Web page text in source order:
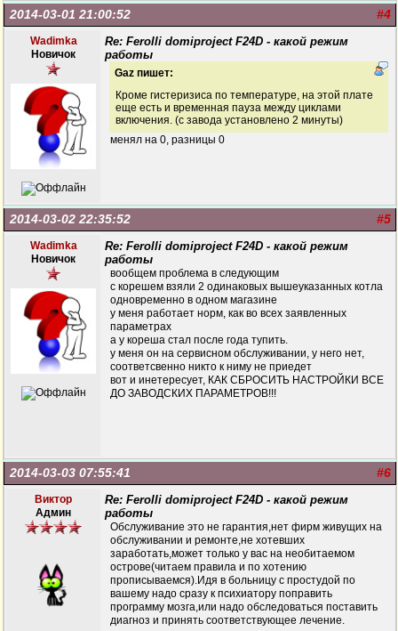
#4
2014-03-01 21:00:52
Wadimka
Новичок
Re: Ferolli domiproject F24D - какой режим
работы
Gaz пишет:
Кроме гистеризиса по температуре, на этой плате
еще есть и временная пауза между циклами
включения. (с завода установлено 2 минуты)
менял на 0, разницы 0
#5
2014-03-02 22:35:52
Wadimka
Новичок
Re: Ferolli domiproject F24D - какой режим
работы
вообщем проблема в следующим
с корешем взяли 2 одинаковых вышеуказанных котла
одновременно в одном магазине
у меня работает норм, как во всех заявленных
параметрах
а у кореша стал после года тупить.
у меня он на сервисном обслуживании, у него нет,
соответсвенно никто к ниму не приедет
вот и инетересует, КАК СБРОСИТЬ НАСТРОЙКИ ВСЕ
ДО ЗАВОДСКИХ ПАРАМЕТРОВ!!!
#6
2014-03-03 07:55:41
Виктор
Админ
Re: Ferolli domiproject F24D - какой режим
работы
Обслуживание это не гарантия,нет фирм живущих на
обслуживании и ремонте,не хотевших
заработать,может только у вас на необитаемом
острове(читаем правила и по хотению
прописываемся).Идя в больницу с простудой по
вашему надо сразу к психиатору поправить
программу мозга,или надо обследоваться поставить
диагноз и принять соответствующее лечение.